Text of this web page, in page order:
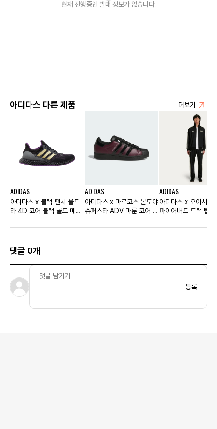
현재 진행중인 발매 정보가 없습니다.
아디다스 다른 제품 더보기
ADIDAS
아디다스 x 블랙 팬서 울트
라 4D 코어 블랙 골드 메탈
ADIDAS
아디다스 x 마르코스 몬토야
슈퍼스타 ADV 마룬 코어 블
ADIDAS
아디다스 x 오아시스
파이어버드 트랙 탑
댓글 0개
등록